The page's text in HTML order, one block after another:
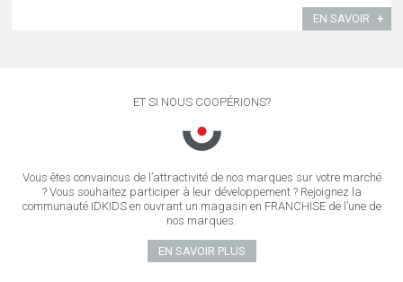
EN SAVOIR
ET SI NOUS COOPÉRIONS?
Vous êtes convaincus de l’attractivité de nos marques sur votre marché
? Vous souhaitez participer à leur développement ? Rejoignez la
communauté IDKIDS en ouvrant un magasin en FRANCHISE de l’une de
nos marques.
EN SAVOIR PLUS